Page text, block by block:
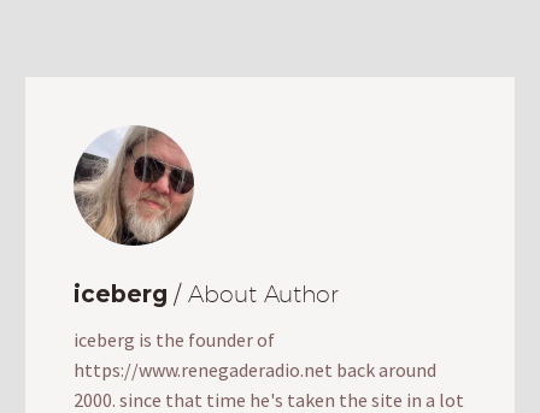
iceberg / About Author
iceberg is the founder of
https://www.renegaderadio.net back around
2000. since that time he's taken the site in a lot